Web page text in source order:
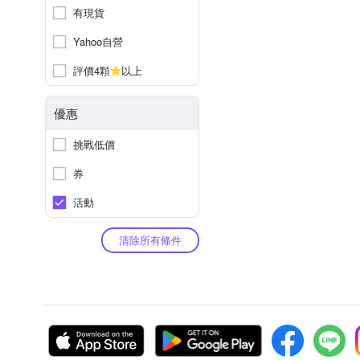
有現貨
Yahoo自營
評價4顆
以上
優惠
挑戰低價
券
活動
清除所有條件